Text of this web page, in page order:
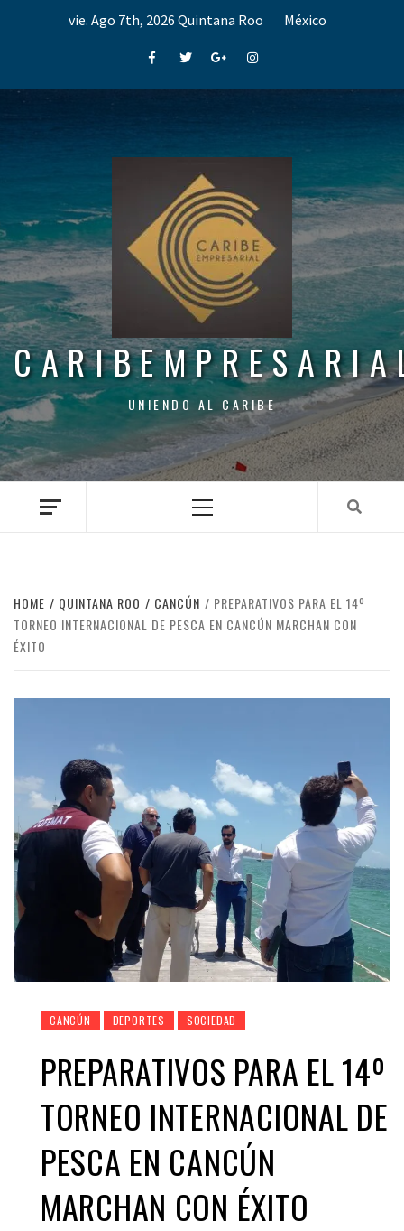
vie. Ago 7th, 2026 Quintana Roo México
FacebookTwitterGoogle+Instagram
UNIENDO AL CARIBE
Menu
HOME QUINTANA ROO CANCÚN
PREPARATIVOS PARA EL 14º
TORNEO INTERNACIONAL DE PESCA EN CANCÚN MARCHAN CON
ÉXITO
CANCÚN DEPORTES SOCIEDAD
PREPARATIVOS PARA EL 14º
TORNEO INTERNACIONAL DE
PESCA EN CANCÚN
MARCHAN CON ÉXITO